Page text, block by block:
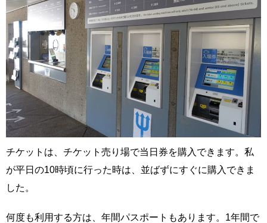
チケットは、チケット売り場で当日券を購入できます。私
が平日の10時頃に行った時は、並ばずにすぐに購入できま
した。
何度も利用する方は、年間パスポートもあります。1年間で